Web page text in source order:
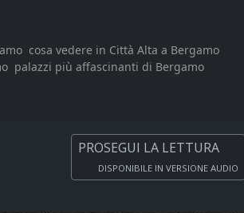
cosa vedere in Città Alta a Bergamo
palazzi più affascinanti di Bergamo
PROSEGUI LA LETTURA
DISPONIBILE IN VERSIONE AUDIO